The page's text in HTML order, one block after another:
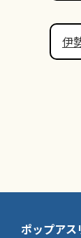
伊
ポップアス